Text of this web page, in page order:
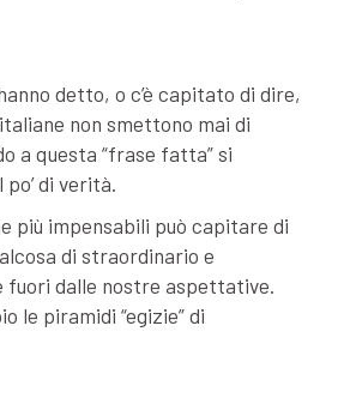
detto, o c’è capitato di dire,
non smettono mai di
a questa “frase fatta” si
di verità.
più impensabili può capitare di
di straordinario e
fuori dalle nostre aspettative.
le piramidi “egizie” di